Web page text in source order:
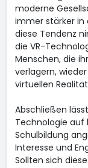
moderne
immer stärker in
diese Tendenz
die VR-
Menschen, die
verlagern,
virtuellen
Abschließen
Technologie auf
Schulbildung
Interesse und
Sollten sich